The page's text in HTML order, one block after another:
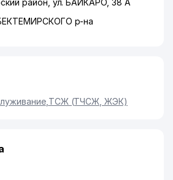
район ул. БАЙКАРО , 38 А
р-на
, ТСЖ (ТЧСЖ, ЖЭК)